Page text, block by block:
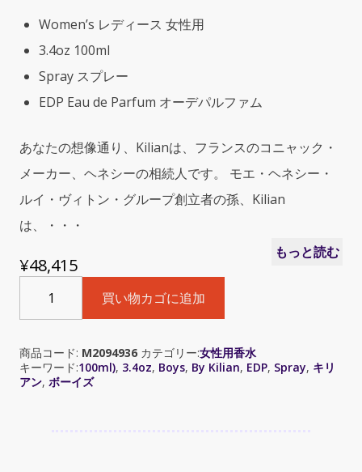
Women’s レディース 女性用
3.4oz 100ml
Spray スプレー
EDP Eau de Parfum オーデパルファム
あなたの想像通り、Kilianは、フランスのコニャック・
メーカー、ヘネシーの相続人です。 モエ・ヘネシー・
ルイ・ヴィトン・グループ創立者の孫、Kilian
は、・・・
もっと読む
¥48,415
Kilian
Boys
リ
ア
買い物カゴに追加
商品コード: M2094936 カテゴリー:女性用香水
キーワード:100ml), 3.4oz, Boys, By Kilian, EDP, Spray, キリ
アン, ボーイズ